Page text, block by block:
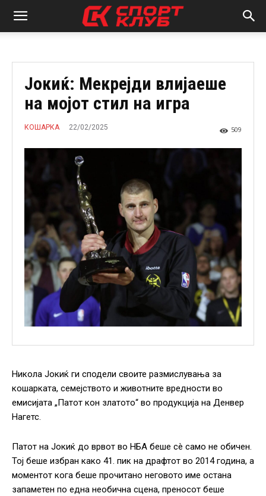
Јокиќ: Мекрејди влијаеше
на мојот стил на игра
КОШАРКА 22/02/2025 509
Никола Јокиќ ги сподели своите размислувања за
кошарката, семејството и животните вредности во
емисијата „Патот кон златото“ во продукција на Денвер
Нагетс.
Патот на Јокиќ до врвот во НБА беше сè само не обичен.
Тој беше избран како 41. пик на драфтот во 2014 година, а
моментот кога беше прочитано неговото име остана
запаметен по една необична сцена, преносот беше